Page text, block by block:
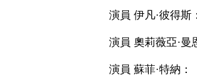
演員 伊凡·彼得斯
演員 奧莉薇亞·曼
演員 蘇菲·特納